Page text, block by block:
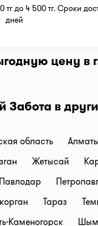
тг до 4 500 тг. Сроки
дней
цену в
цене, нажмите
Самая низкая
с помощью сервиса I-
в г. Костанай?
оформляйте
курьеры доставят
цене.
от 1500 тг. до
суток и расстояния
Забота в
область
Жетысай
Павлодар
Тараз
Каменогорск